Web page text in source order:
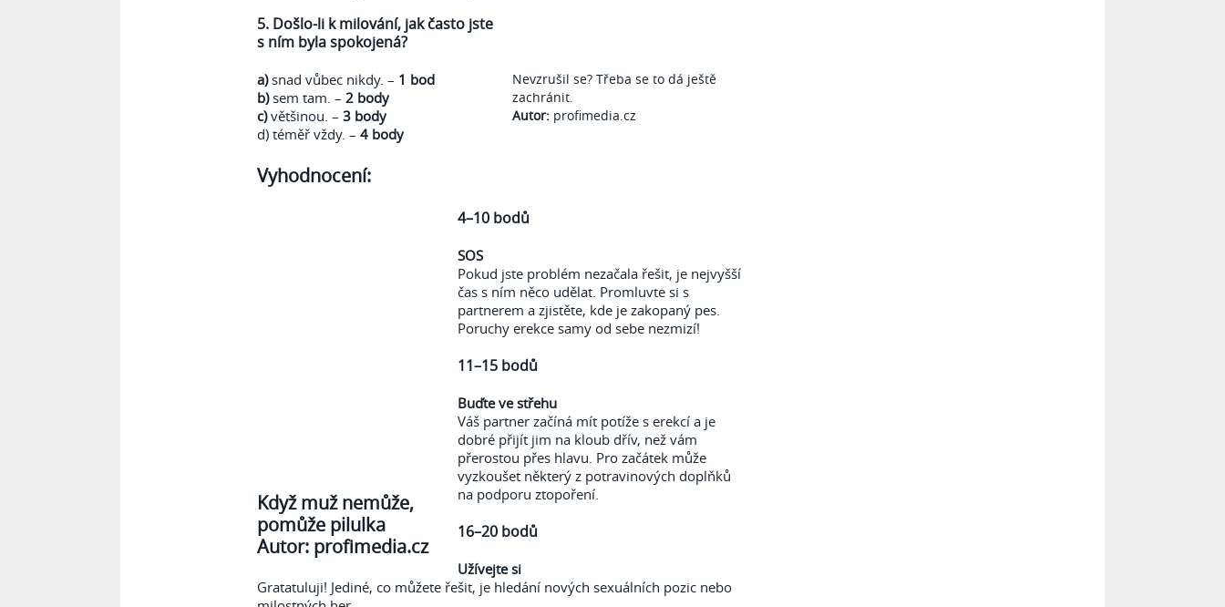
Nevzrušil se? Třeba se to dá ještě
zachránit.
Autor: profimedia.cz
5. Došlo-li k milování, jak často jste
s ním byla spokojená?
a)snad vůbec nikdy. – 1 bod
b)sem tam. – 2 body
c)většinou. – 3 body
d) téměř vždy. – 4 body
Vyhodnocení:
Když muž nemůže,
pomůže pilulka
Autor: profimedia.cz
4–10 bodů
SOS
Pokud jste problém nezačala řešit, je nejvyšší
čas s ním něco udělat. Promluvte si s
partnerem a zjistěte, kde je zakopaný pes.
Poruchy erekce samy od sebe nezmizí!
11–15 bodů
Buďte ve střehu
Váš partner začíná mít potíže s erekcí a je
dobré přijít jim na kloub dřív, než vám
přerostou přes hlavu. Pro začátek může
vyzkoušet některý z potravinových doplňků
na podporu ztopoření.
16–20 bodů
Užívejte si
Gratatuluji! Jediné, co můžete řešit, je hledání nových sexuálních pozic nebo